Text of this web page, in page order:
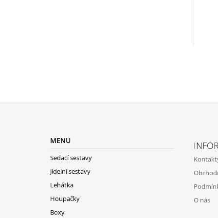
MENU
Sedací sestavy
Jídelní sestavy
Lehátka
Houpačky
Boxy
O nás